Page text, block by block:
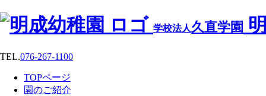
学校法人久直学園
TEL.076-267-1100
TOPページ
園のご紹介